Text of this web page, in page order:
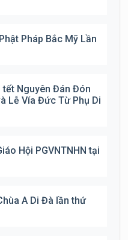
Pháp Bắc Mỹ Lần
tết Nguyên Đán Đón
Lễ Vía Đức Từ Phụ Di
Hội PGVNTNHN tại
A Di Đà lần thứ